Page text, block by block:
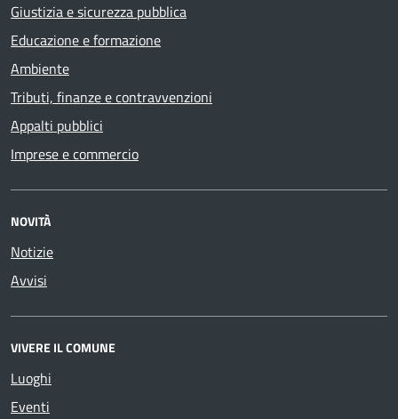
Giustizia e sicurezza pubblica
Educazione e formazione
Ambiente
Tributi, finanze e contravvenzioni
Appalti pubblici
Imprese e commercio
NOVITÀ
Notizie
Avvisi
VIVERE IL COMUNE
Luoghi
Eventi